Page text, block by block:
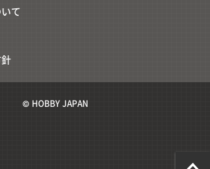
て
© HOBBY JAPAN